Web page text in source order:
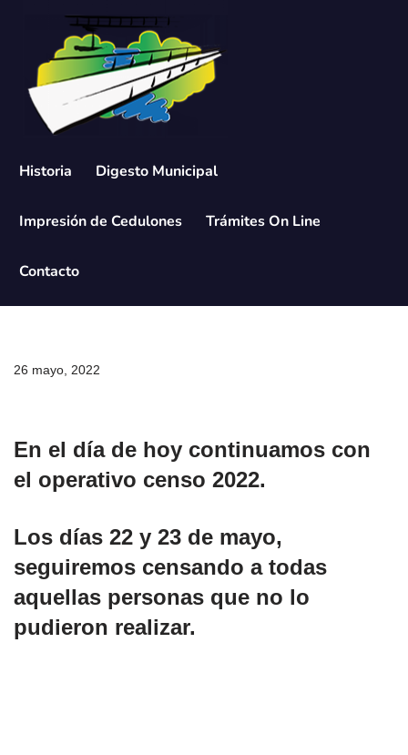
contenido
Historia Digesto Municipal
Impresión de Cedulones Trámites On Line
Contacto
26 mayo, 2022
En el día de hoy continuamos con
el operativo censo 2022.
Los días 22 y 23 de mayo,
seguiremos censando a todas
aquellas personas que no lo
pudieron realizar.